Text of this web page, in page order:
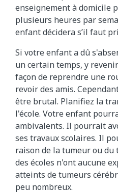
enseignement à domicile
plusieurs heures par
enfant décidera s’il faut
Si votre enfant a dû
un certain temps, y
façon de reprendre une
revoir des amis.
être brutal. Planifiez la
l'école. Votre enfant
ambivalents. Il pourrait
ses travaux scolaires. Il
raison de la tumeur ou
des écoles n'ont aucune
atteints de tumeurs
peu nombreux.